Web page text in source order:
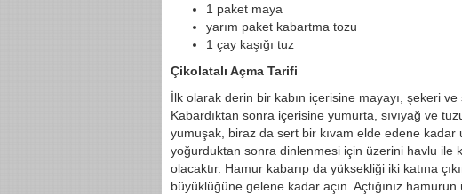
1 paket maya
yarım paket kabartma tozu
1 çay kaşığı tuz
Çikolatalı Açma Tarifi
İlk olarak derin bir kabın içerisine mayayı, şekeri
Kabardıktan sonra içerisine yumurta, sıvıyağ ve
yumuşak, biraz da sert bir kıvam elde edene
yoğurduktan sonra dinlenmesi için üzerini havlu ile
olacaktır. Hamur kabarıp da yüksekliği iki katına
büyüklüğüne gelene kadar açın. Açtığınız